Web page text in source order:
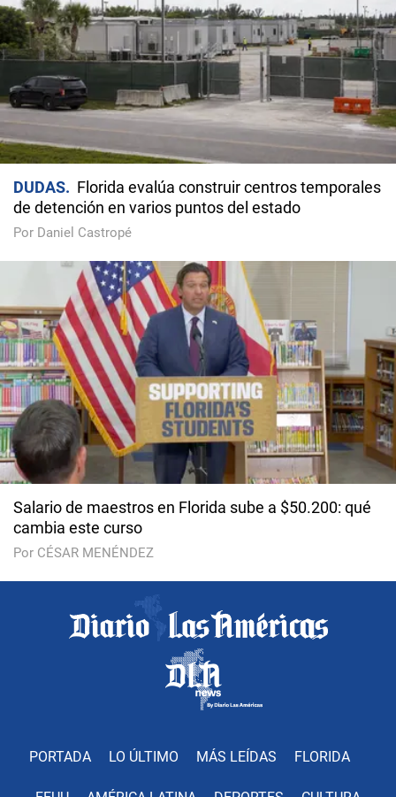
DUDAS
Florida evalúa construir centros temporales
de detención en varios puntos del estado
Por Daniel Castropé
Salario de maestros en Florida sube a $50.200: qué
cambia este curso
Por CÉSAR MENÉNDEZ
PORTADA LO ÚLTIMO MÁS LEÍDAS FLORIDA